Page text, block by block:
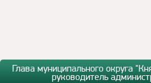
Глава муниципального округа
руководитель